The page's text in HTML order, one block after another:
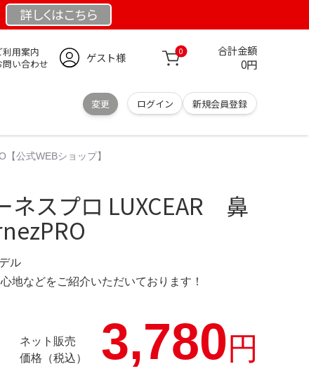
詳しくはこちら
利用案内
問い合わせ
ゲスト様 0 合計金額
0円
変更 ログイン 新規会員登録
公式WEBショップ】
ネスプロ LUXCEAR 鼻
ル
地などをご紹介いただいております！
ネット販売
価格（税込）
3,780円